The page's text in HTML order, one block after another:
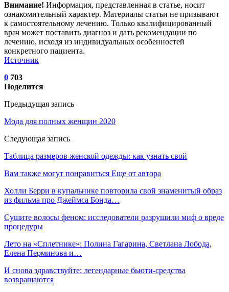
Внимание! Информация, представленная в статье, носит
ознакомительный характер. Материалы статьи не призывают
к самостоятельному лечению. Только квалифицированный
врач может поставить диагноз и дать рекомендации по
лечению, исходя из индивидуальных особенностей
конкретного пациента.
Источник
0 703
Поделится
Предыдущая запись
Мода для полных женщин 2020
Следующая запись
Таблица размеров женской одежды: как узнать свой
Вам также могут понравиться Еще от автора
Холли Берри в купальнике повторила свой знаменитый образ
из фильма про Джеймса Бонда…
Сушите волосы феном: исследователи разрушили миф о вреде
процедуры
Лето на «Сплетнике»: Полина Гагарина, Светлана Лобода,
Елена Перминова и…
И снова здравствуйте: легендарные бьюти-средства
возвращаются